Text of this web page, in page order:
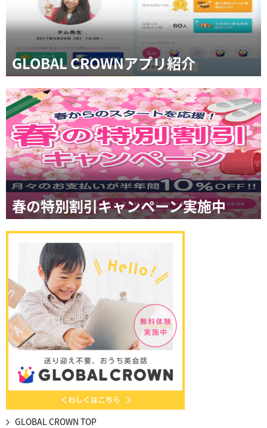
GLOBAL CROWNアプリ紹介
春の特別割引キャンペーン実施中
GLOBAL CROWN TOP